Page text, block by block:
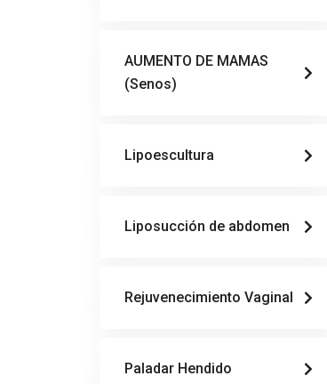
AUMENTO DE MAMAS
(Senos)
Lipoescultura
Liposucción de abdomen
Rejuvenecimiento Vaginal
Paladar Hendido